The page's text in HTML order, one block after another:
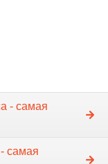
- самая
самая